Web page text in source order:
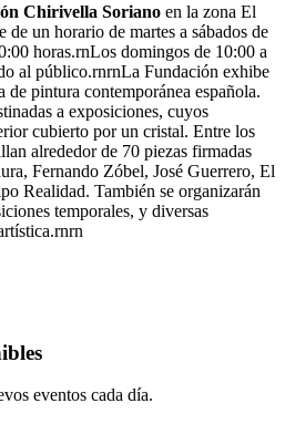
Chirivella Soriano en la zona El
un horario de martes a sábados de
horas.rnLos domingos de 10:00 a
al público.rnrnLa Fundación exhibe
pintura contemporánea española.
a exposiciones, cuyos
cubierto por un cristal. Entre los
alrededor de 70 piezas firmadas
Fernando Zóbel, José Guerrero, El
Realidad. También se organizarán
temporales, y diversas
eventos cada día.